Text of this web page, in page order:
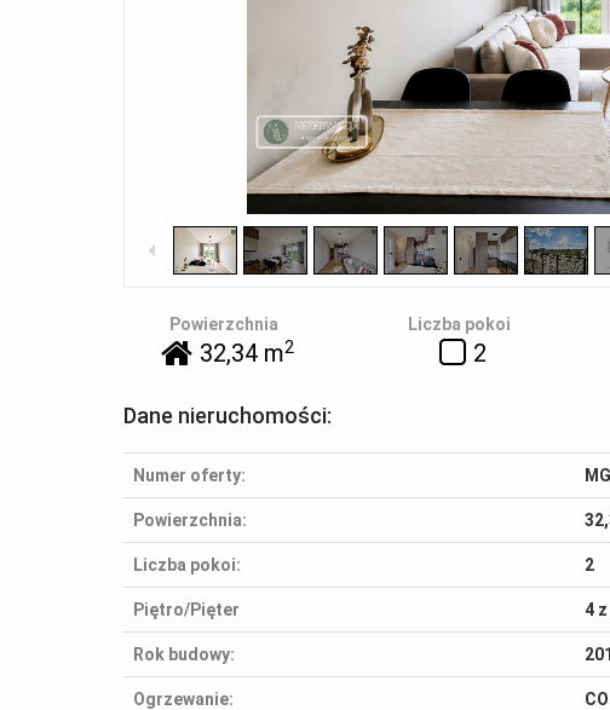
Powierzchnia
32,34 m2
Liczba pokoi
2
Dane nieruchomości:
Numer oferty:
Powierzchnia:
Liczba pokoi: 2
Piętro/Pięter 4 z
Rok budowy:
Ogrzewanie: